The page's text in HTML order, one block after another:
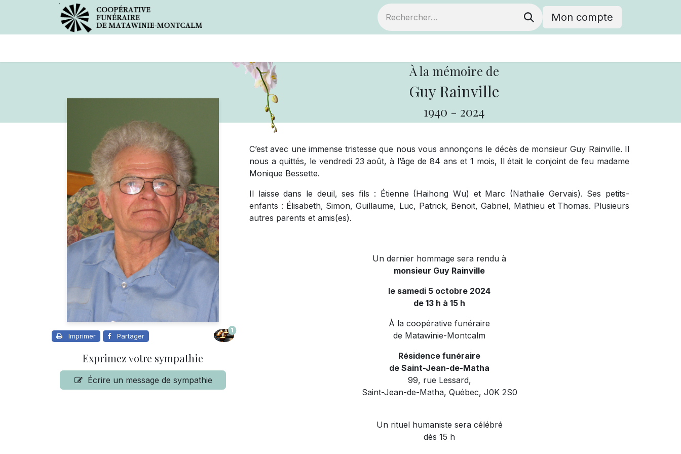
Mon compte
À la mémoire de
Guy Rainville
1940 - 2024
Imprimer Partager
1
Exprimez votre sympathie
Écrire un message de sympathie
C’est avec une immense tristesse que nous vous annonçons le décès de monsieur Guy Rainville. Il
nous a quittés, le vendredi 23 août, à l’âge de 84 ans et 1 mois, Il était le conjoint de feu madame
Monique Bessette.
Il laisse dans le deuil, ses fils : Étienne (Haihong Wu) et Marc (Nathalie Gervais). Ses petits-
enfants : Élisabeth, Simon, Guillaume, Luc, Patrick, Benoit, Gabriel, Mathieu et Thomas. Plusieurs
autres parents et amis(es).
Un dernier hommage sera rendu à
monsieur Guy Rainville
le samedi 5 octobre 2024
de 13 h à 15 h
À la coopérative funéraire
de Matawinie-Montcalm
Résidence funéraire
de Saint-Jean-de-Matha
99, rue Lessard,
Saint-Jean-de-Matha, Québec, J0K 2S0
Un rituel humaniste sera célébré
dès 15 h